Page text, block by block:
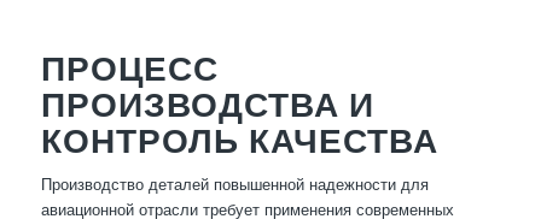
ПРОЦЕСС
ПРОИЗВОДСТВА И
КОНТРОЛЬ КАЧЕСТВА
Производство деталей повышенной надежности для
авиационной отрасли требует применения современных